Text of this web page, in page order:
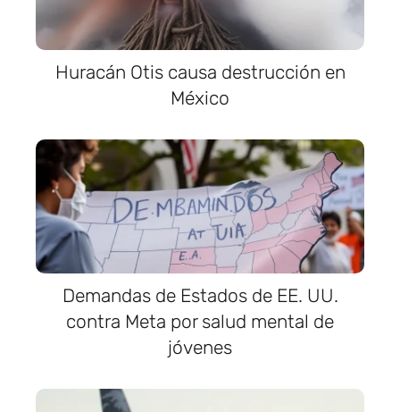
Huracán Otis causa destrucción en
México
Demandas de Estados de EE. UU.
contra Meta por salud mental de
jóvenes